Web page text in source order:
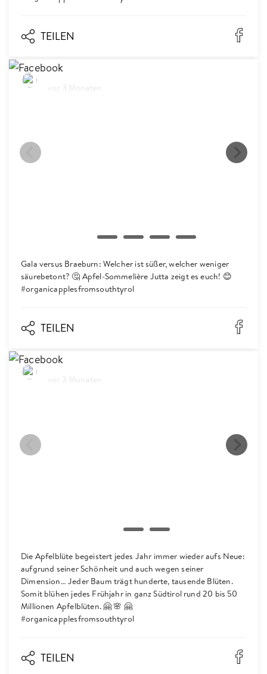
TEILEN
vor 3 Monaten
Gala versus Braeburn: Welcher ist süßer, welcher weniger
säurebetont? 🤔 Apfel-Sommelière Jutta zeigt es euch! 😊
#organicapplesfromsouthtyrol
TEILEN
vor 3 Monaten
Die Apfelblüte begeistert jedes Jahr immer wieder aufs Neue:
aufgrund seiner Schönheit und auch wegen seiner
Dimension… Jeder Baum trägt hunderte, tausende Blüten.
Somit blühen jedes Frühjahr in ganz Südtirol rund 20 bis 50
Millionen Apfelblüten. 🤗 🌸 🤗
#organicapplesfromsouthtyrol
TEILEN
Facebook